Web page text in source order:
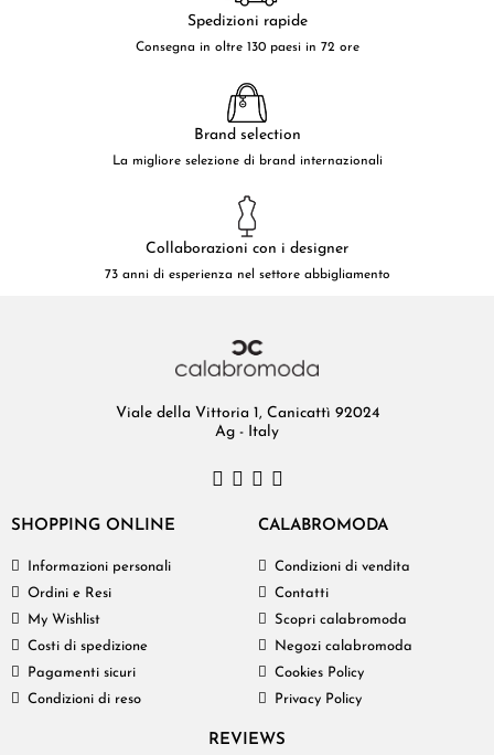
Spedizioni rapide
Consegna in oltre 130 paesi in 72 ore
Brand selection
La migliore selezione di brand internazionali
Collaborazioni con i designer
73 anni di esperienza nel settore abbigliamento
Viale della Vittoria 1, Canicattì 92024
Ag - Italy
SHOPPING ONLINE
Informazioni personali
Ordini e Resi
My Wishlist
Costi di spedizione
Pagamenti sicuri
Condizioni di reso
CALABROMODA
Condizioni di vendita
Contatti
Scopri calabromoda
Negozi calabromoda
Cookies Policy
Privacy Policy
REVIEWS